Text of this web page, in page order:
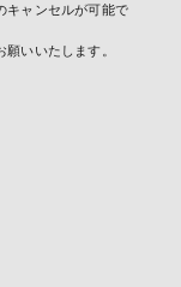
キャンセルが可能で
いいたします。